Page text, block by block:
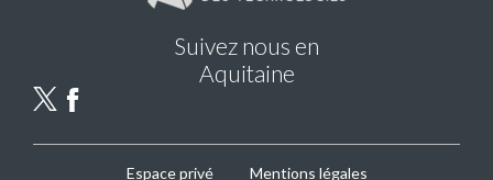
Suivez nous en
Aquitaine
Espace privé Mentions légales